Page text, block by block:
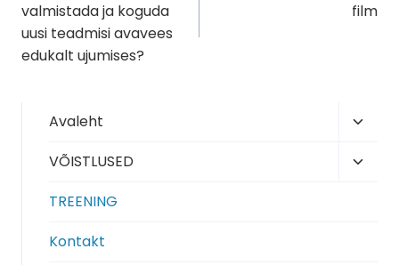
valmistada ja koguda
uusi teadmisi avavees
edukalt ujumises?
film
Avaleht
menu
VÕISTLUSED
TREENING
Kontakt